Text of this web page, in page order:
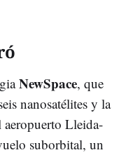
NewSpace, que
nanosatélites y la
aeropuerto Lleida-
suborbital, un